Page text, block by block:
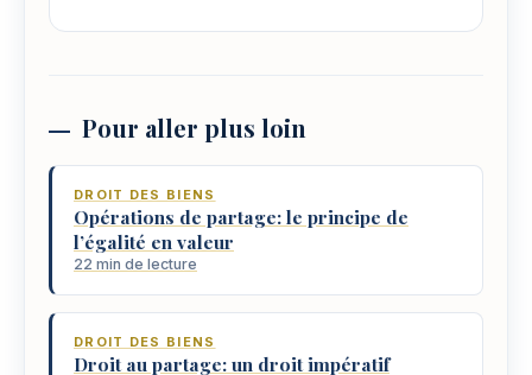
Pour aller plus loin
DROIT DES BIENS
Opérations de partage: le principe de
l’égalité en valeur
22 min de lecture
DROIT DES BIENS
Droit au partage: un droit impératif